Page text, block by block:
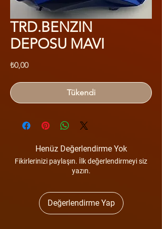
TRD.BENZIN
DEPOSU MAVI
₺0,00Fiyat
Tükendi
Henüz Değerlendirme Yok
Fikirlerinizi paylaşın. İlk değerlendirmeyi siz
yazın.
Değerlendirme Yap